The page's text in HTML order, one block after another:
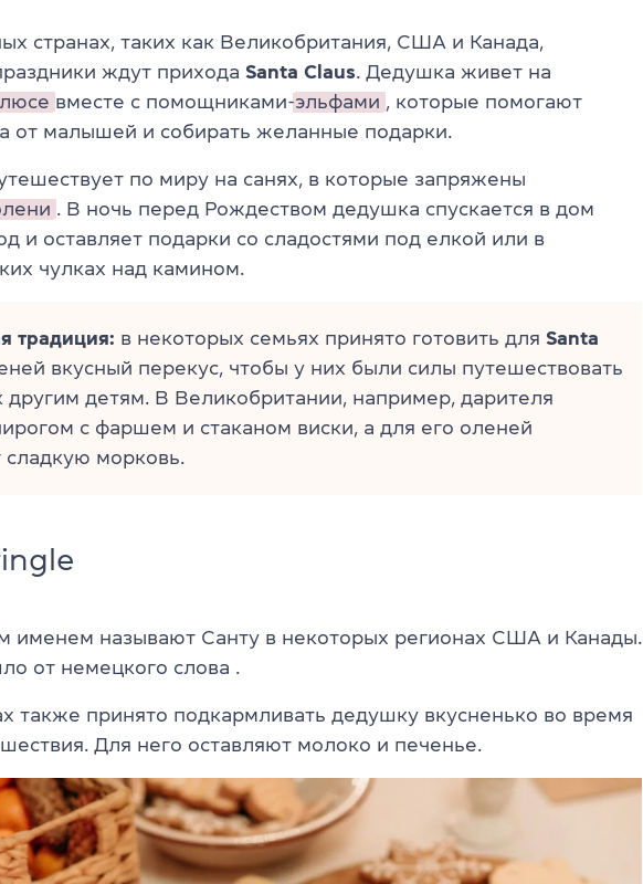
странах, таких как Великобритания, США и Канада,
ждут прихода Santa Claus. Дедушка живет на
вместе с помощниками-эльфами , которые помогают
от малышей и собирать желанные подарки.
по миру на санях, в которые запряжены
. В ночь перед Рождеством дедушка спускается в дом
и оставляет подарки со сладостями под елкой или в
чулках над камином.
традиция: в некоторых семьях принято готовить для Santa
вкусный перекус, чтобы у них были силы путешествовать
другим детям. В Великобритании, например, дарителя
с фаршем и стаканом виски, а для его оленей
сладкую морковь.
именем называют Санту в некоторых регионах США и Канады.
от немецкого слова .
также принято подкармливать дедушку вкусненько во время
Для него оставляют молоко и печенье.